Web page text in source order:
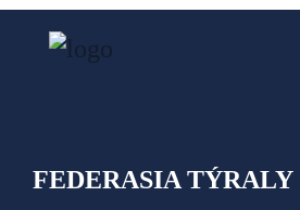
FEDERASIA TÝRALY